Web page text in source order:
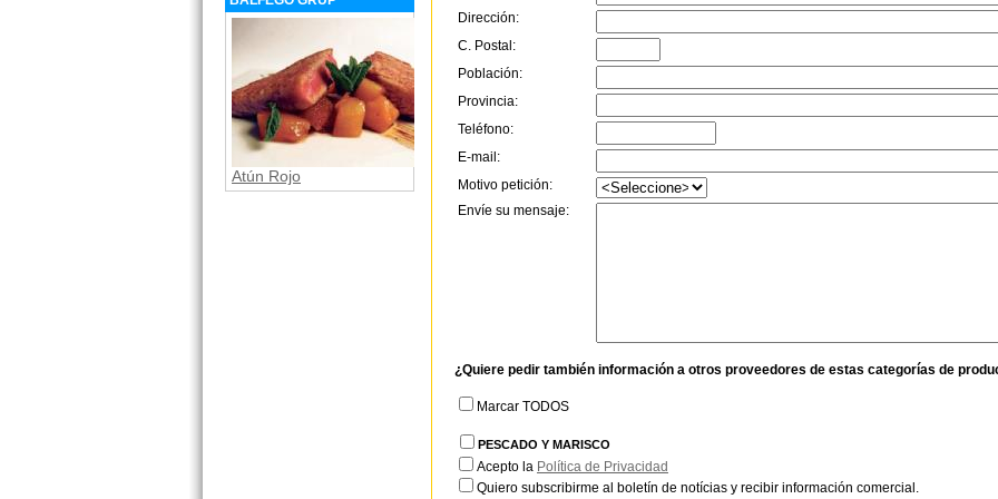
Atún Rojo
Dirección:
C. Postal:
Población:
Provincia:
Teléfono:
E-mail:
Motivo petición:
Envíe su mensaje:
¿Quiere pedir también información a otros proveedores de estas categorías de
Marcar TODOS
PESCADO Y MARISCO
Acepto la Política de Privacidad
Quiero subscribirme al boletín de notícias y recibir información comercial.